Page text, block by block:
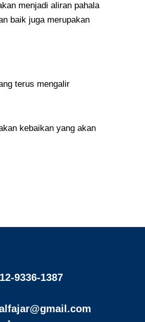
menjadi aliran pahala
baik juga merupakan
terus mengalir
kebaikan yang akan
9336-1387